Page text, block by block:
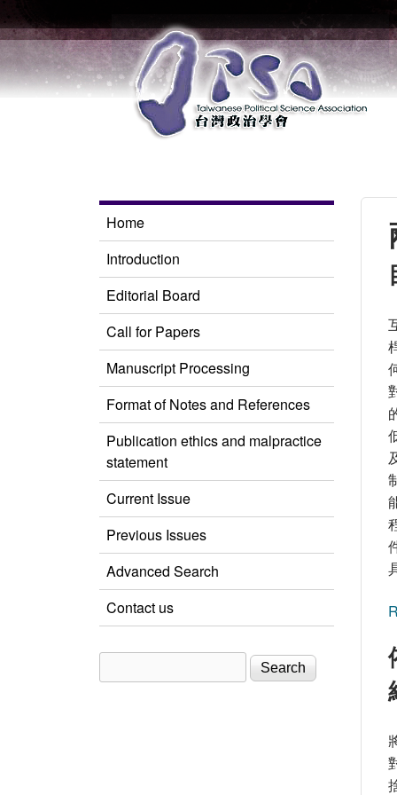
Home
Introduction
Editorial Board
Call for Papers
Manuscript Processing
Format of Notes and References
Publication ethics and malpractice
statement
Current Issue
Previous Issues
Advanced Search
Contact us
Search form